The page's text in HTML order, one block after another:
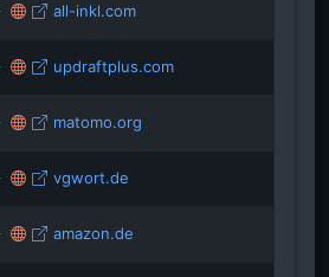
all-inkl.com
updraftplus.com
matomo.org
vgwort.de
amazon.de